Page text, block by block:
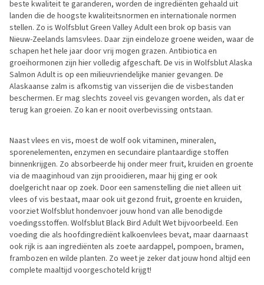
beste kwaliteit te garanderen, worden de ingrediënten gehaald uit
landen die de hoogste kwaliteitsnormen en internationale normen
stellen. Zo is Wolfsblut Green Valley Adult een brok op basis van
Nieuw-Zeelands lamsvlees. Daar zijn eindeloze groene weiden, waar de
schapen het hele jaar door vrij mogen grazen. Antibiotica en
groeihormonen zijn hier volledig afgeschaft. De vis in Wolfsblut Alaska
Salmon Adult is op een milieuvriendelijke manier gevangen. De
Alaskaanse zalm is afkomstig van visserijen die de visbestanden
beschermen. Er mag slechts zoveel vis gevangen worden, als dat er
terug kan groeien. Zo kan er nooit overbevissing ontstaan.
Naast vlees en vis, moest de wolf ook vitaminen, mineralen,
sporenelementen, enzymen en secundaire plantaardige stoffen
binnenkrijgen. Zo absorbeerde hij onder meer fruit, kruiden en groente
via de maaginhoud van zijn prooidieren, maar hij ging er ook
doelgericht naar op zoek. Door een samenstelling die niet alleen uit
vlees of vis bestaat, maar ook uit gezond fruit, groente en kruiden,
voorziet Wolfsblut hondenvoer jouw hond van alle benodigde
voedingsstoffen. Wolfsblut Black Bird Adult Wet bijvoorbeeld. Een
voeding die als hoofdingrediënt kalkoenvlees bevat, maar daarnaast
ook rijk is aan ingrediënten als zoete aardappel, pompoen, bramen,
frambozen en wilde planten. Zo weet je zeker dat jouw hond altijd een
complete maaltijd voorgeschoteld krijgt!